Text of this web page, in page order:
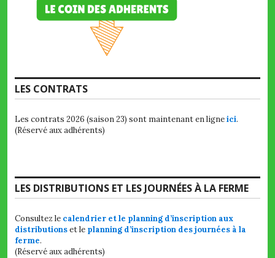
LES CONTRATS
Les contrats 2026 (saison 23) sont maintenant en ligneici.
(Réservé aux adhérents)
LES DISTRIBUTIONS ET LES JOURNÉES À LA FERME
Consultez le calendrier et le planning d’inscription aux
distributionset le planning d’inscription des journées à la
ferme.
(Réservé aux adhérents)